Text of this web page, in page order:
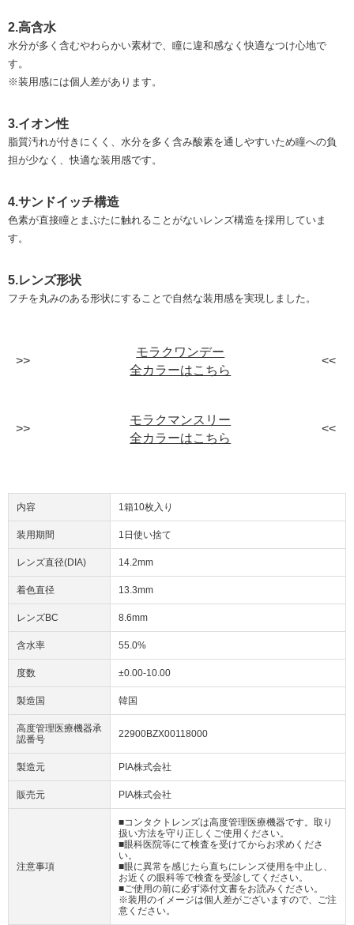
2.高含水
水分が多く含むやわらかい素材で、瞳に違和感なく快適なつけ心地で
す。
※装用感には個人差があります。
3.イオン性
脂質汚れが付きにくく、⽔分を多く含み酸素を通しやすいため瞳への負
担が少なく、快適な装用感です。
4.サンドイッチ構造
色素が直接瞳とまぶたに触れることがないレンズ構造を採用していま
す。
5.レンズ形状
フチを丸みのある形状にすることで自然な装用感を実現しました。
モラクワンデー
全カラーはこちら
モラクマンスリー
全カラーはこちら
内容 1箱10枚入り
装用期間 1日使い捨て
レンズ直径(DIA) 14.2mm
着色直径 13.3mm
レンズBC 8.6mm
含水率 55.0%
度数 ±0.00-10.00
製造国 韓国
高度管理医療機器承
認番号
22900BZX00118000
製造元 PIA株式会社
販売元 PIA株式会社
注意事項
■コンタクトレンズは高度管理医療機器です。取り
扱い方法を守り正しくご使用ください。
■眼科医院等にて検査を受けてからお求めくださ
い。
■眼に異常を感じたら直ちにレンズ使用を中止し、
お近くの眼科等で検査を受診してください。
■ご使用の前に必ず添付文書をお読みください。
※装用のイメージは個人差がございますので、ご注
意ください。